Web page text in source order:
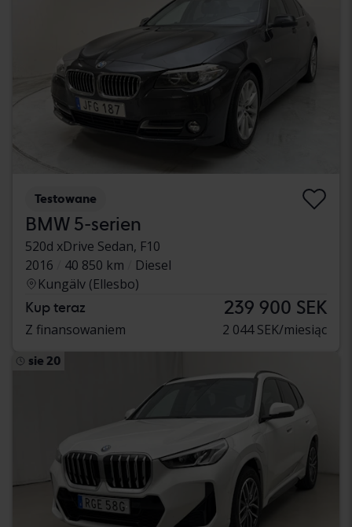
Testowane
BMW 5-serien
520d xDrive Sedan, F10
2016
40 850 km
Diesel
Kungälv (Ellesbo)
Kup teraz 239 900 SEK
Z finansowaniem 2 044 SEK/miesiąc
sie 20